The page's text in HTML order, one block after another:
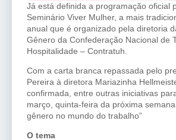
Já está definida a programação oficial
Seminário Viver Mulher, a mais
anual que é organizado pela diretoria
Gênero da Confederação Nacional de
Hospitalidade – Contratuh.
Com a carta branca repassada pelo
Pereira à diretora Mariazinha
confirmada, entre outras iniciativas
março, quinta-feira da próxima
gênero no mundo do trabalho”
O tema